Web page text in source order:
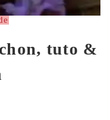
tuto &